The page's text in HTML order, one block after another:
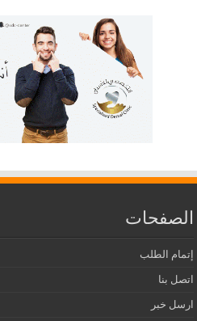
الصفحات
إتمام الطلب
اتصل بنا
ارسل خبر